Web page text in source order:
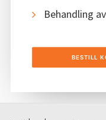
Behandling
BESTILL